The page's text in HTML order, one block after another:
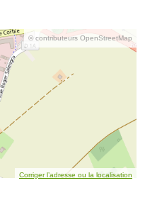
© contributeurs OpenStreetMap
Corriger l’adresse ou la localisation